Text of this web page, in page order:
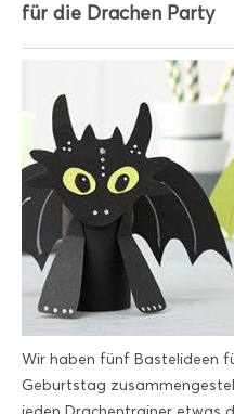
für die Drachen Party
Wir haben fünf Bastelideen
Geburtstag